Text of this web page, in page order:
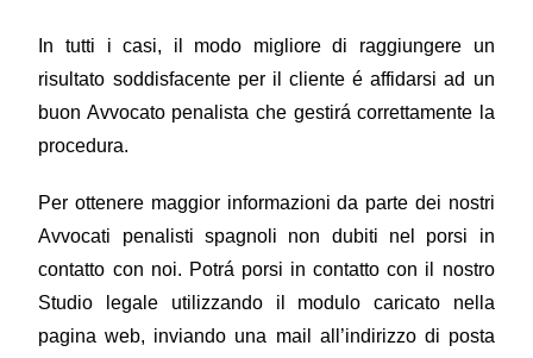
In tutti i casi, il modo migliore di raggiungere un
risultato soddisfacente per il cliente é affidarsi ad un
buon Avvocato penalista che gestirá correttamente la
procedura.
Per ottenere maggior informazioni da parte dei nostri
Avvocati penalisti spagnoli non dubiti nel porsi in
contatto con noi. Potrá porsi in contatto con il nostro
Studio legale utilizzando il modulo caricato nella
pagina web, inviando una mail all’indirizzo di posta